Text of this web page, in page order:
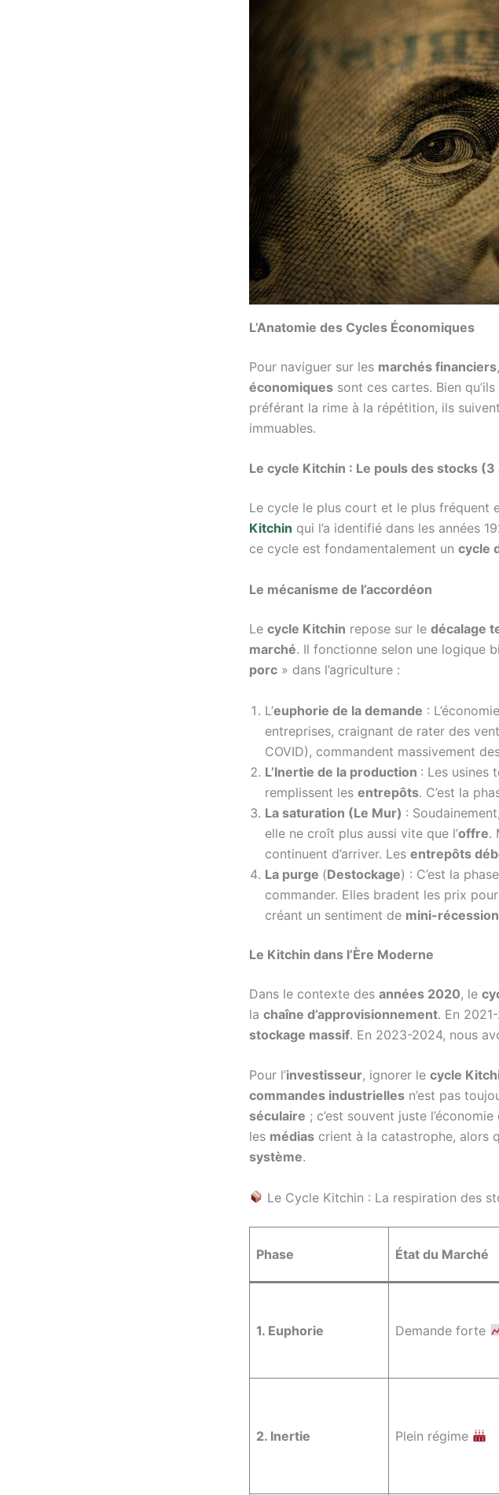
L’Anatomie des Cycles Économiques
Pour naviguer sur les marchés financiers
économiques sont ces cartes. Bien
préférant la rime à la répétition, ils
immuables.
Le cycle Kitchin : Le pouls des stocks (3
Le cycle le plus court et le plus fréquent
Kitchin qui l’a identifié dans les années
ce cycle est fondamentalement un cycle
Le mécanisme de l’accordéon
Le cycle Kitchin repose sur le décalage
marché. Il fonctionne selon une logique
porc » dans l’agriculture :
L’euphorie de la demande :
entreprises, craignant de rater des
COVID), commandent massivement
L’Inertie de la production : Les usines
remplissent les entrepôts. C’est la
La saturation (Le Mur) :
elle ne croît plus aussi vite que l’offre.
continuent d’arriver. Les entrepôts
La purge (Destockage) : C’est la
commander. Elles bradent les prix
créant un sentiment de mini-récession
Le Kitchin dans l’Ère Moderne
Dans le contexte des années 2020, le
la chaîne d’approvisionnement. En
stockage massif. En 2023-2024, nous
Pour l’investisseur, ignorer le cycle
commandes industrielles n’est pas
séculaire ; c’est souvent juste
les médias crient à la catastrophe, alors
système.
Le Cycle Kitchin : La respiration des
Phase État du Marché
1. Euphorie Demande forte
2. Inertie Plein régime